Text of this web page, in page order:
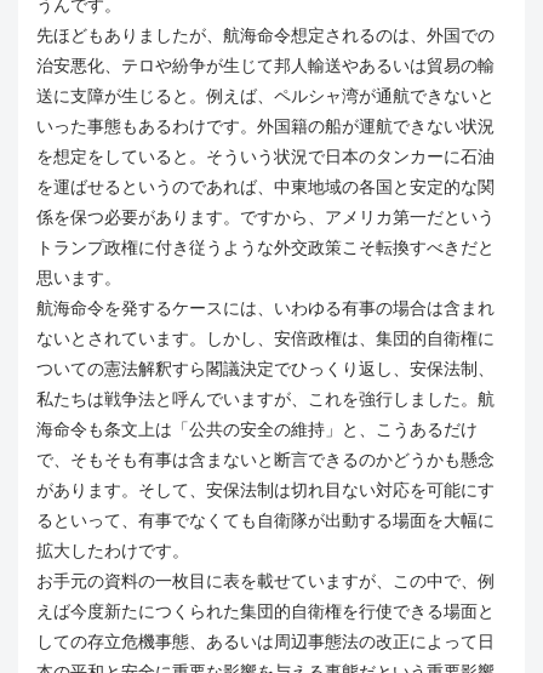
先ほどもありましたが、航海命令想定されるのは、外国での
治安悪化、テロや紛争が生じて邦人輸送やあるいは貿易の輸
送に支障が生じると。例えば、ペルシャ湾が通航できないと
いった事態もあるわけです。外国籍の船が運航できない状況
を想定をしていると。そういう状況で日本のタンカーに石油
を運ばせるというのであれば、中東地域の各国と安定的な関
係を保つ必要があります。ですから、アメリカ第一だという
トランプ政権に付き従うような外交政策こそ転換すべきだと
思います。
航海命令を発するケースには、いわゆる有事の場合は含まれ
ないとされています。しかし、安倍政権は、集団的自衛権に
ついての憲法解釈すら閣議決定でひっくり返し、安保法制、
私たちは戦争法と呼んでいますが、これを強行しました。航
海命令も条文上は「公共の安全の維持」と、こうあるだけ
で、そもそも有事は含まないと断言できるのかどうかも懸念
があります。そして、安保法制は切れ目ない対応を可能にす
るといって、有事でなくても自衛隊が出動する場面を大幅に
拡大したわけです。
お手元の資料の一枚目に表を載せていますが、この中で、例
えば今度新たにつくられた集団的自衛権を行使できる場面と
しての存立危機事態、あるいは周辺事態法の改正によって日